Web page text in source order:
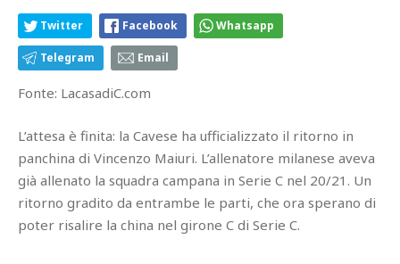
Twitter Facebook Whatsapp
Telegram Email
Fonte: LacasadiC.com
L’attesa è finita: la Cavese ha ufficializzato il ritorno in
panchina di Vincenzo Maiuri. L’allenatore milanese aveva
già allenato la squadra campana in Serie C nel 20/21. Un
ritorno gradito da entrambe le parti, che ora sperano di
poter risalire la china nel girone C di Serie C.